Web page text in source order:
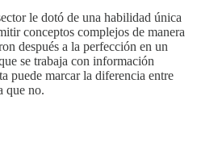
le dotó de una habilidad única
conceptos complejos de manera
después a la perfección en un
se trabaja con información
puede marcar la diferencia entre
que no.